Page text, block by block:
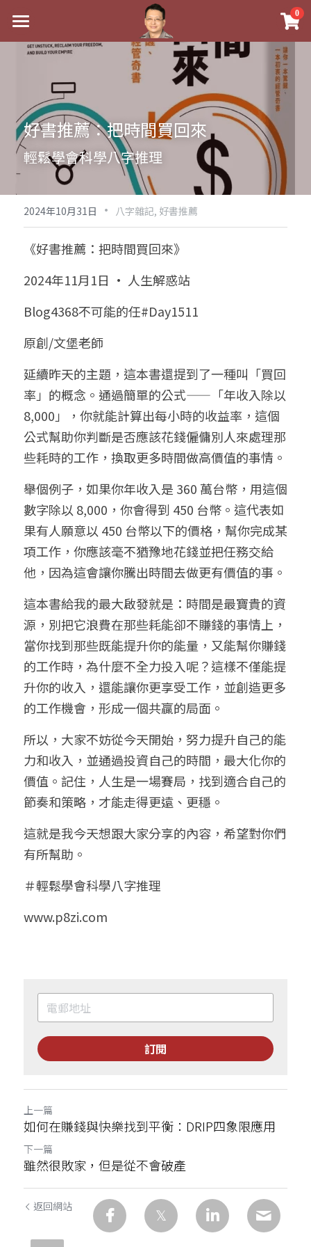
0
最新消息
關於我
實體經營
手工印鑑
五行八字學
後天派陽宅
Blog
黃金會員專區
八字雜記
心靈成長
人氣最高
站長精選
臉書生活
好書推廌
試閱專區
Podcast聽書
團隊訓練營
八字視頻
陽宅視頻
線上直播
自我挑戰
線上學苑
八字初階班1
八字初階班2
八字進階班
八字中階班
八字高階班
五人實戰班
五行計算初階班
五行計算高階班
團隊訓練營
命理商城
八字完整班
《十神高階實戰錄》完整典藏版
科學八字推理PDF
八字批命
小兒命名
我的著作
科學八字推理1
科學八字推理2
科學八字推理3
科學八字輕鬆學
輕鬆學會科學八字推理
與我預約
批命預約
上課預約
常見問題
登錄/註冊
搜索
繁體中文
support@p8zicourse.com
五行八字線上班
好書推薦：把時間買回來
輕鬆學會科學八字推理
2024年10月31日 · 八字雜記, 好書推薦
《好書推薦：把時間買回來》
2024年11月1日 · 人生解惑站
Blog4368不可能的任#Day1511
原創/文堡老師
延續昨天的主題，這本書還提到了一種叫「買回
率」的概念。通過簡單的公式——「年收入除以
8,000」，你就能計算出每小時的收益率，這個
公式幫助你判斷是否應該花錢僱傭別人來處理那
些耗時的工作，換取更多時間做高價值的事情。
舉個例子，如果你年收入是 360 萬台幣，用這個
數字除以 8,000，你會得到 450 台幣。這代表如
果有人願意以 450 台幣以下的價格，幫你完成某
項工作，你應該毫不猶豫地花錢並把任務交給
他，因為這會讓你騰出時間去做更有價值的事。
這本書給我的最大啟發就是：時間是最寶貴的資
源，別把它浪費在那些耗能卻不賺錢的事情上，
當你找到那些既能提升你的能量，又能幫你賺錢
的工作時，為什麼不全力投入呢？這樣不僅能提
升你的收入，還能讓你更享受工作，並創造更多
的工作機會，形成一個共贏的局面。
所以，大家不妨從今天開始，努力提升自己的能
力和收入，並通過投資自己的時間，最大化你的
價值。記住，人生是一場賽局，找到適合自己的
節奏和策略，才能走得更遠、更穩。
這就是我今天想跟大家分享的內容，希望對你們
有所幫助。
＃輕鬆學會科學八字推理
www.p8zi.com
訂閱
上一篇
如何在賺錢與快樂找到平衡：DRIP四象限應用
下一篇
雖然很敗家，但是從不會破產
返回網站
×
商品分類
科學八字推理PDF
《十神高階實戰錄》完整典藏版
1美元超值PDF